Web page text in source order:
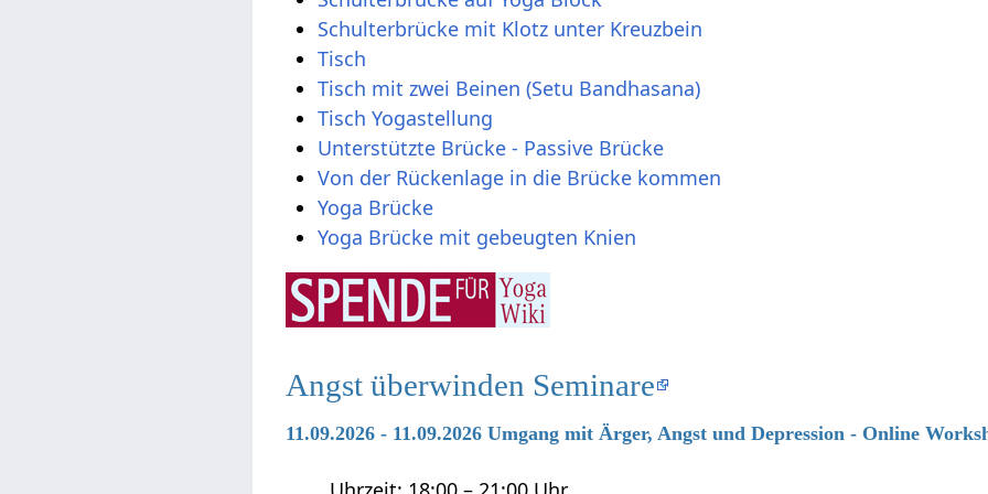
Schulterbrücke mit Klotz unter Kreuzbein
Tisch
Tisch mit zwei Beinen (Setu Bandhasana)
Tisch Yogastellung
Unterstützte Brücke - Passive Brücke
Von der Rückenlage in die Brücke kommen
Yoga Brücke
Yoga Brücke mit gebeugten Knien
Angst überwinden Seminare
11.09.2026 - 11.09.2026 Umgang mit Ärger, Angst und Depression - Online